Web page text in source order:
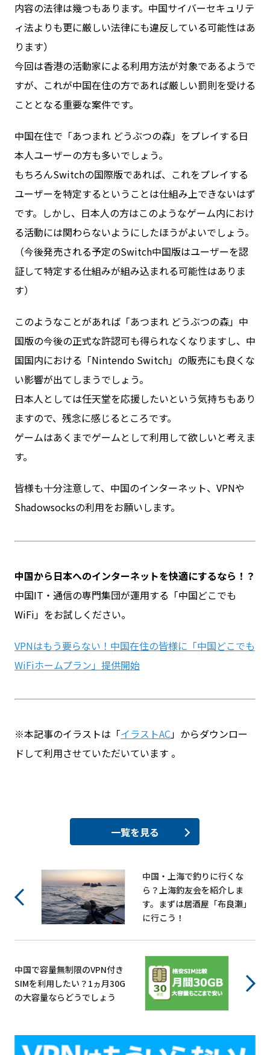
内容の法律は幾つもあります。中国サイバーセキュリテ
ィ法よりも更に厳しい法律にも違反している可能性はあ
ります）
今回は香港の活動家による利用方法が対象であるようで
すが、これが中国在住の方であれば厳しい罰則を受ける
こととなる重要な案件です。
中国在住で「あつまれ どうぶつの森」をプレイする日
本人ユーザーの方も多いでしょう。
もちろんSwitchの国際版であれば、これをプレイする
ユーザーを特定するということは仕組み上できないはず
です。しかし、日本人の方はこのようなゲーム内におけ
る活動には関わらないようにしたほうがよいでしょう。
（今後発売される予定のSwitch中国版はユーザーを認
証して特定する仕組みが組み込まれる可能性はありま
す）
このようなことがあれば「あつまれ どうぶつの森」中
国版の今後の正式な許認可も得られなくなりますし、中
国国内における「Nintendo Switch」の販売にも良くな
い影響が出てしまうでしょう。
日本人としては任天堂を応援したいという気持ちもあり
ますので、残念に感じるところです。
ゲームはあくまでゲームとして利用して欲しいと考えま
す。
皆様も十分注意して、中国のインターネット、VPNや
Shadowsocksの利用をお願いします。
中国から日本へのインターネットを快適にするなら！？
中国IT・通信の専門集団が運用する「中国どこでも
WiFi」をお試しください。
VPNはもう要らない！中国在住の皆様に「中国どこでも
WiFiホームプラン」提供開始
※本記事のイラストは「イラストAC」からダウンロー
ドして利用させていただいています 。
一覧を見る
中国・上海で釣りに行くな
ら？上海釣友会を紹介しま
す。まずは居酒屋「布良瀬」
に行こう！
中国で容量無制限のVPN付き
SIMを利用したい？1ヵ月30G
の大容量ならどうでしょう